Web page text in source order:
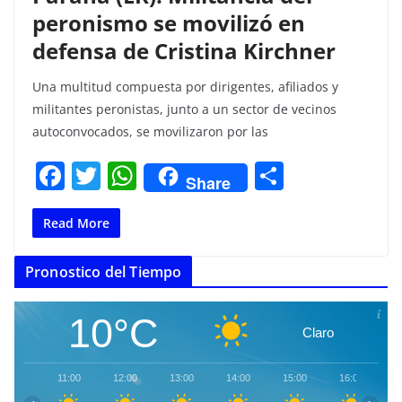
peronismo se movilizó en
defensa de Cristina Kirchner
Una multitud compuesta por dirigentes, afiliados y
militantes peronistas, junto a un sector de vecinos
autoconvocados, se movilizaron por las
F
a
c
e
b
o
o
k
T
w
itt
er
W
h
s
A
p
p
Share
ar
tir
Read More
Pronostico del Tiempo
10°C Claro
11:00 12:00 13:00 14:00 15:00 16:00